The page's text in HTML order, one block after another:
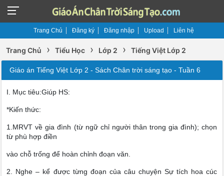
Trang Chủ Đăng ký Đăng nhập Upload Liên hệ
Trang Chủ › Tiểu Học › Lớp 2 › Tiếng Việt Lớp 2
Giáo án Tiếng Việt Lớp 2 - Sách Chân trời sáng tạo - Tuần 6
I. Mục tiêu:Giúp HS:
*Kiến thức:
1.MRVT về gia đình (từ ngữ chỉ người thân trong gia đình); chọn
từ phù hợp điền
vào chỗ trống để hoàn chỉnh đoạn văn.
2. Nghe – kể được từng đoạn của câu chuyện Sự tích hoa cúc